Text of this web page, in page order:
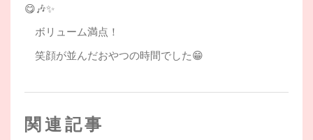
😋🎶✨
ボリューム満点！
笑顔が並んだおやつの時間でした😁
関連記事